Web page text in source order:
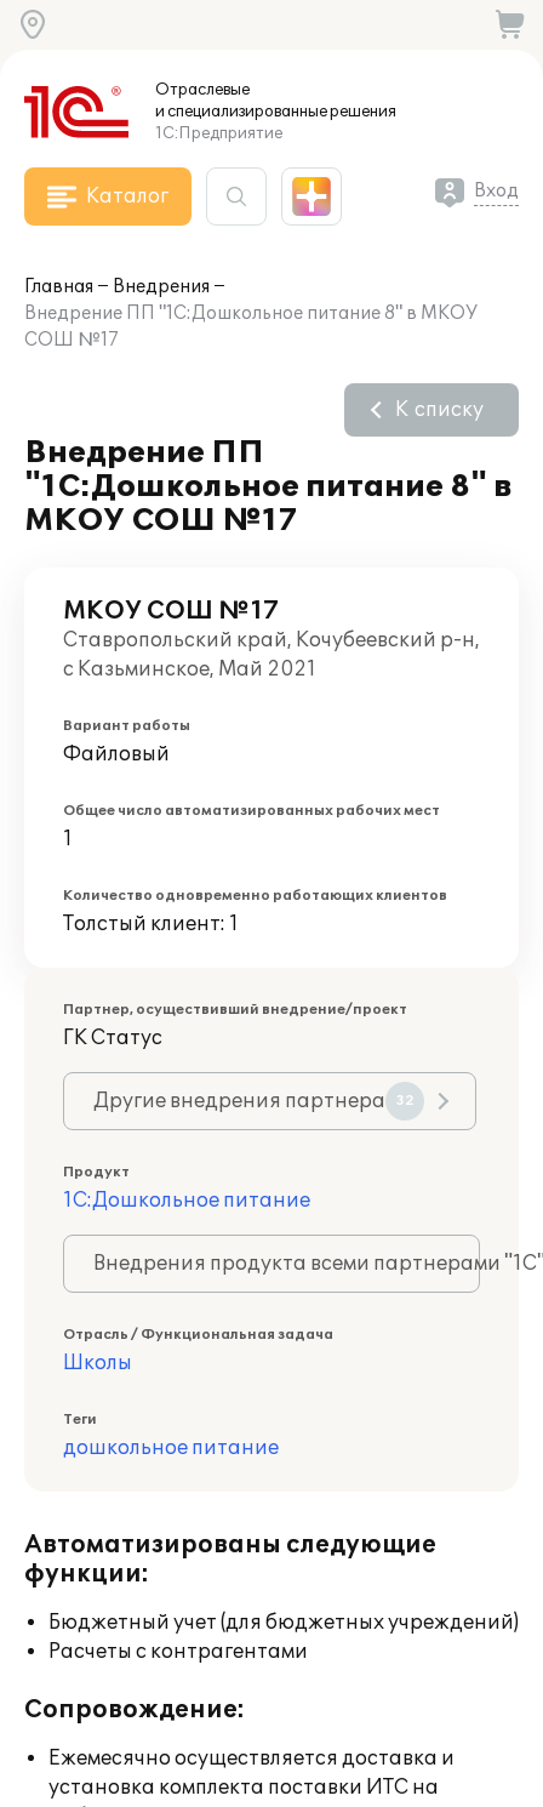
Отраслевые
и специализированныерешения
1С:Предприятие
Каталог Вход
Главная
Внедрения
Внедрение ПП "1С:Дошкольное питание 8" в МКОУ
СОШ №17
Внедрение ПП
"1С:Дошкольное питание 8" в
МКОУ СОШ №17
К списку
МКОУ СОШ №17
Ставропольский край, Кочубеевский р-н,
с Казьминское, Май 2021
Вариант работы
Файловый
Общее число автоматизированных рабочих мест
1
Количество одновременно работающих клиентов
Толстый клиент: 1
Партнер, осуществивший внедрение/проект
ГК Статус
Другие внедрения партнера 32
Продукт
1С:Дошкольное питание
Внедрения продукта всеми партнерами
Отрасль / Функциональная задача
Школы
Теги
дошкольное питание
Автоматизированы следующие
функции:
Бюджетный учет (для бюджетных учреждений)
Расчеты с контрагентами
Сопровождение:
Ежемесячно осуществляется доставка и
установка комплекта поставки ИТС на